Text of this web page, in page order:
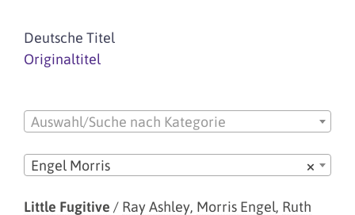
Deutsche Titel
Originaltitel
Auswahl/Suche nach Kategorie
×
Engel Morris
Little Fugitive / Ray Ashley, Morris Engel, Ruth